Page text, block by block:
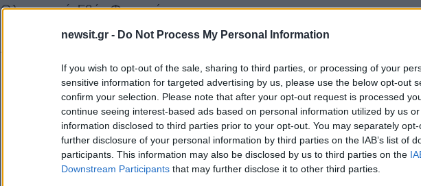
newsit.gr - Do Not Process My Personal Information
If you wish to opt-out of the sale, sharing to third parties, or processing of your
sensitive information for targeted advertising by us, please use the below opt-out
confirm your selection. Please note that after your opt-out request is processed
continue seeing interest-based ads based on personal information utilized by us
information disclosed to third parties prior to your opt-out. You may separately
further disclosure of your personal information by third parties on the IAB’s list of
participants. This information may also be disclosed by us to third parties on the
Downstream Participants that may further disclose it to other third parties.
Ολυμπιακού, Εβάν Φουρνιέ.
Δείτε το βίντεο:
ΔΙΑΦΗΜΙΣΗ